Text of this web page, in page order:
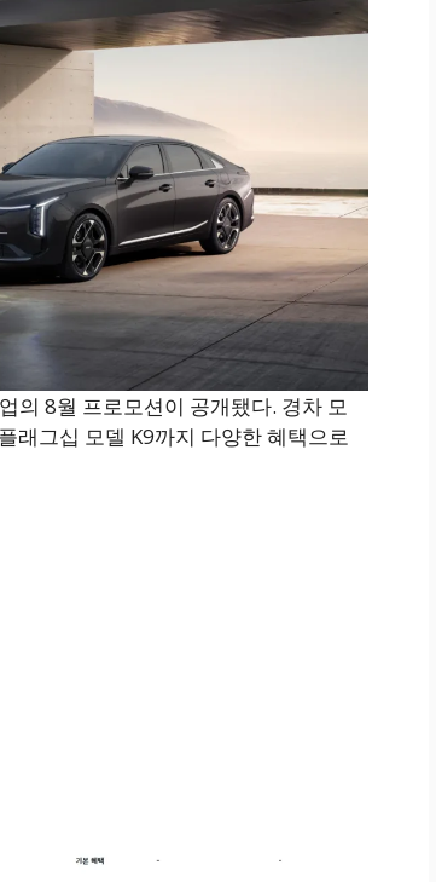
의 8월 프로모션이 공개됐다. 경차 모
래그십 모델 K9까지 다양한 혜택으로